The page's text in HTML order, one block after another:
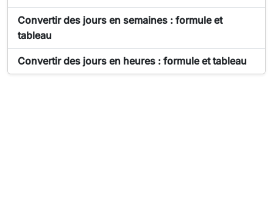
Article sur Convertisseur de temps secondes,
Convertir des jours en semaines : formule et
tableau
Article sur Convertisseur de temps secondes,
Convertir des jours en heures : formule et tableau